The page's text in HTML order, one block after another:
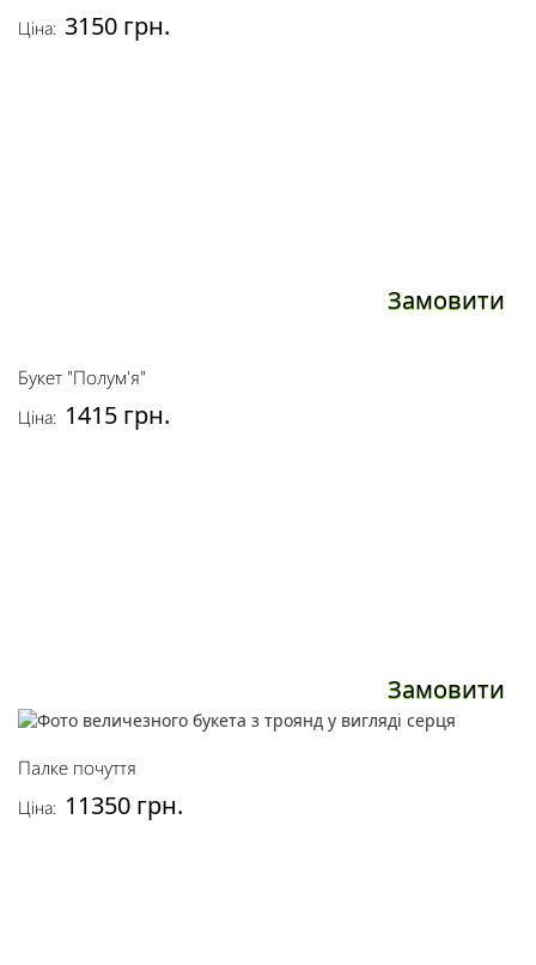
Ціна: 3150 грн.
Замовити
Букет "Полум'я"
Ціна: 1415 грн.
Замовити
Палке почуття
Ціна: 11350 грн.